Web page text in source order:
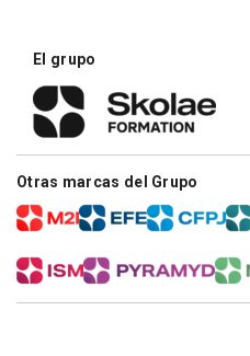
El grupo
Otras marcas del Grupo